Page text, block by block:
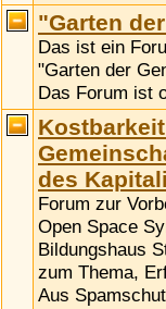
"Garten
Das ist ein
"Garten der
Das Forum ist
des
Forum zur
Open Space
Bildungshaus
zum Thema,
Aus